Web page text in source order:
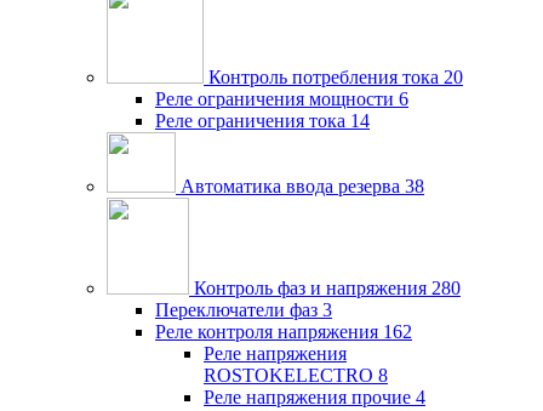
Контроль потребления тока 20
Реле ограничения мощности 6
Реле ограничения тока 14
Автоматика ввода резерва 38
Контроль фаз и напряжения 280
Переключатели фаз 3
Реле контроля напряжения 162
Реле напряжения
ROSTOKELECTRO 8
Реле напряжения прочие 4